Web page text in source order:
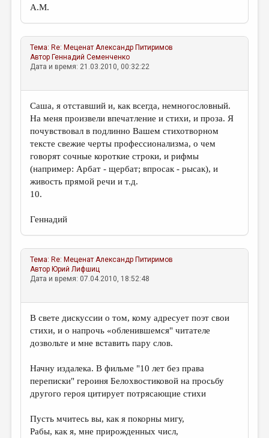
А.М.
Тема: Re: Меценат Александр Питиримов
Автор Геннадий Семенченко
Дата и время: 21.03.2010, 00:32:22
Саша, я отставший и, как всегда, немногословный.
На меня произвели впечатление и стихи, и проза. Я
почувствовал в подлинно Вашем стихотворном
тексте свежие черты профессионализма, о чем
говорят сочные короткие строки, и рифмы
(например: Арбат - щербат; впросак - рысак), и
живость прямой речи и т.д.
10.
Геннадий
Тема: Re: Меценат Александр Питиримов
Автор Юрий Лифшиц
Дата и время: 07.04.2010, 18:52:48
В свете дискуссии о том, кому адресует поэт свои
стихи, и о напрочь «обленившемся" читателе
дозвольте и мне вставить пару слов.
Начну издалека. В фильме "10 лет без права
переписки" героиня Белохвостиковой на просьбу
другого героя цитирует потрясающие стихи
Пусть мчитесь вы, как я покорны мигу,
Рабы, как я, мне прирожденных числ,